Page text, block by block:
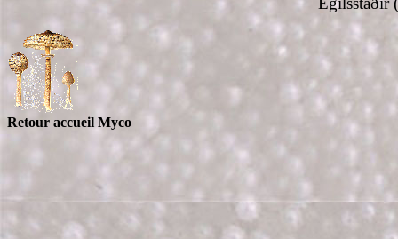
Retour accueil Myco